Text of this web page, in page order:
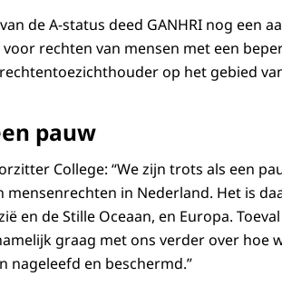
de A-status deed GANHRI nog
rechten van mensen met een
op het gebied
pauw
College: “We zijn trots als een
mensenrechten in Nederland. Het is
en de Stille Oceaan, en Europa.
graag met ons verder over
nageleefd en beschermd.”